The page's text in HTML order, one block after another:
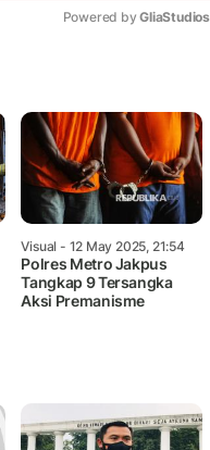
Powered by GliaStudios
Visual - 12 May 2025, 21:54
Polres Metro Jakpus
Tangkap 9 Tersangka
Aksi Premanisme